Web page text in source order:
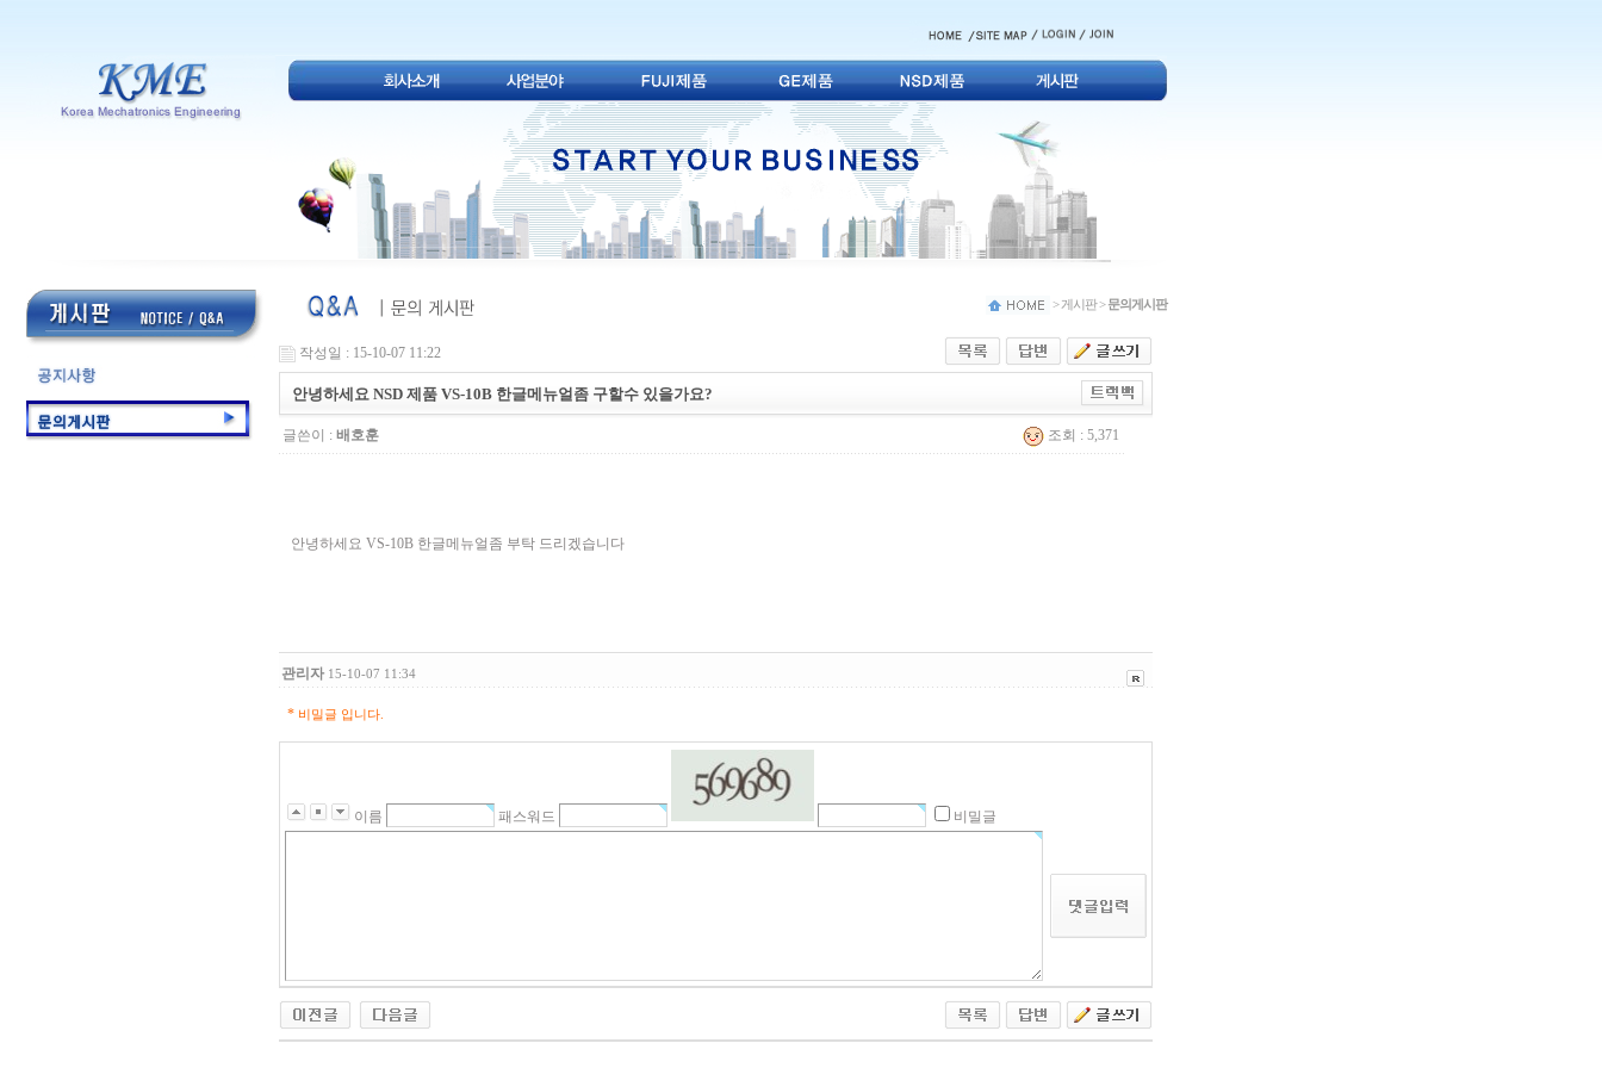
> 게시판 >문의게시판
작성일 : 15-10-07 11:22
안녕하세요 NSD 제품 VS-10B 한글메뉴얼좀 구할수 있을가요?
글쓴이 : 배호훈 조회 : 5,371
안녕하세요 VS-10B 한글메뉴얼좀 부탁 드리겠습니다
관리자 15-10-07 11:34
* 비밀글 입니다.
이름 패스워드 비밀글